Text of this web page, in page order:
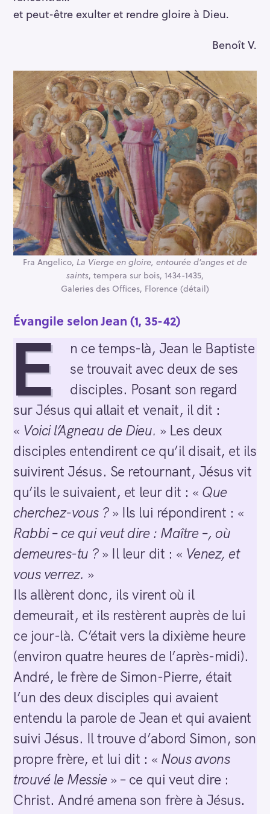
et peut-être exulter et rendre gloire à Dieu.
Benoît V.
Fra Angelico, La Vierge en gloire, entourée d’anges et de
saints, tempera sur bois, 1434-1435,
Galeries des Offices, Florence (détail)
Évangile selon Jean (1, 35-42)
E
n ce temps-là, Jean le Baptiste
se trouvait avec deux de ses
disciples. Posant son regard
sur Jésus qui allait et venait, il dit :
« Voici l’Agneau de Dieu. » Les deux
disciples entendirent ce qu’il disait, et ils
suivirent Jésus. Se retournant, Jésus vit
qu’ils le suivaient, et leur dit : « Que
cherchez-vous ? » Ils lui répondirent : «
Rabbi – ce qui veut dire : Maître –, où
demeures-tu ?» Il leur dit : « Venez, et
vous verrez. »
Ils allèrent donc, ils virent où il
demeurait, et ils restèrent auprès de lui
ce jour-là. C’était vers la dixième heure
(environ quatre heures de l’après-midi).
André, le frère de Simon-Pierre, était
l’un des deux disciples qui avaient
entendu la parole de Jean et qui avaient
suivi Jésus. Il trouve d’abord Simon, son
propre frère, et lui dit : « Nous avons
trouvé le Messie» – ce qui veut dire :
Christ. André amena son frère à Jésus.